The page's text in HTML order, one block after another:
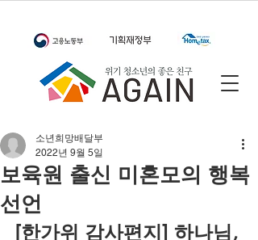
보육원 출신 미혼모의 행복
선언
소년희망배달부
2022년 9월 5일
[한가위 감사편지] 하나님,